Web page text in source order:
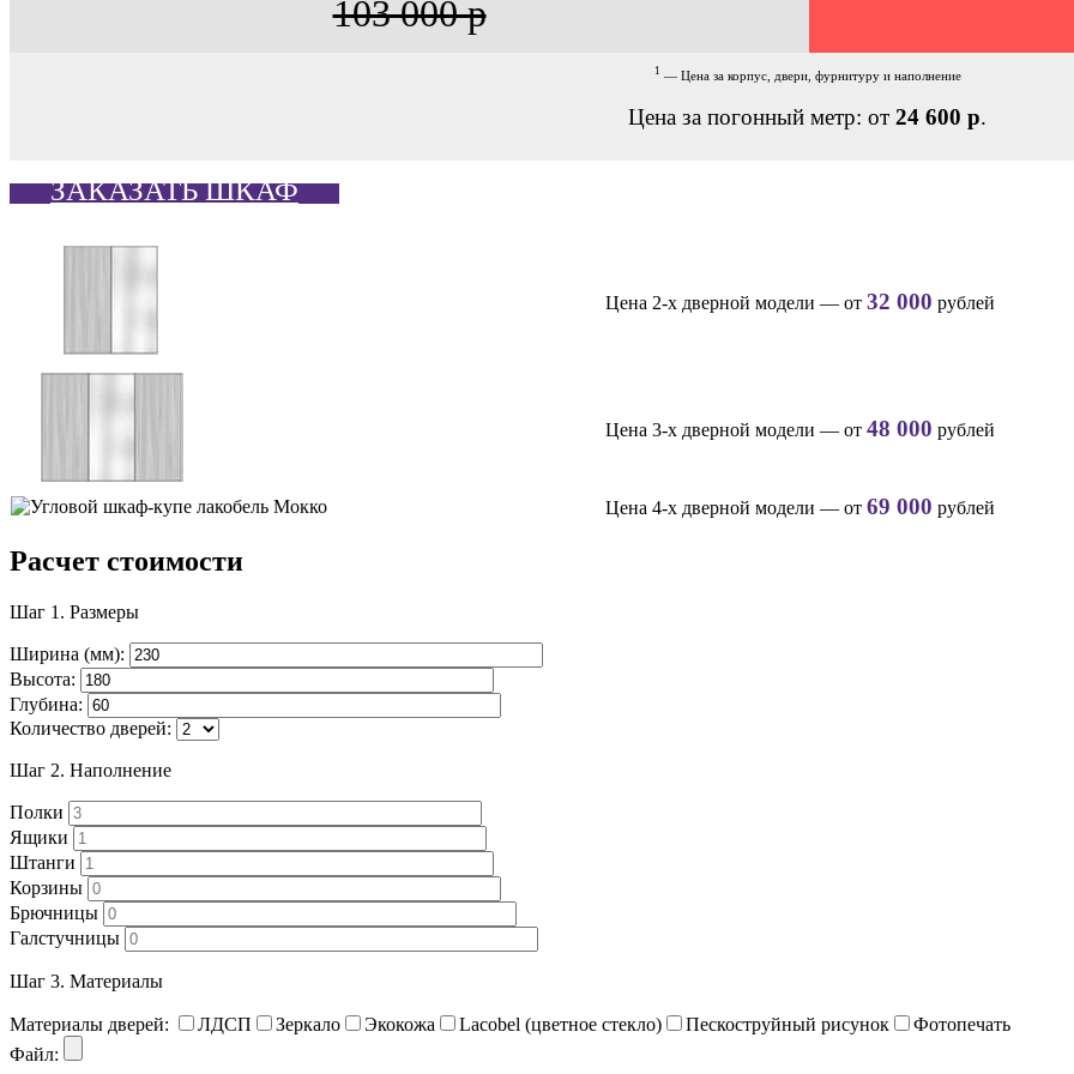
103 000 р
1 — Цена за корпус, двери, фурнитуру и наполнение
Цена за погонный метр: от 24 600 р.
ЗАКАЗАТЬ ШКАФ
Цена 2-х дверной модели — от 32 000 рублей
Цена 3-х дверной модели — от 48 000 рублей
Цена 4-х дверной модели — от 69 000 рублей
Расчет стоимости
Шаг 1. Размеры
Ширина (мм):
Высота:
Глубина:
Количество дверей:
Шаг 2. Наполнение
Полки
Ящики
Штанги
Корзины
Брючницы
Галстучницы
Шаг 3. Материалы
Материалы дверей: ЛДСП Зеркало Экокожа Lacobel (цветное стекло) Пескоструйный рисунок
Фотопечать
Файл: